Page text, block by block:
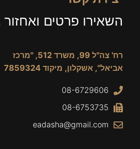
השאירו פרטים
רח' צה"ל 99, משרד 512, "מרכז
אביאל", אשקלון, מיקוד 7859324
08-6729606
08-6753735
eadasha@gmail.com